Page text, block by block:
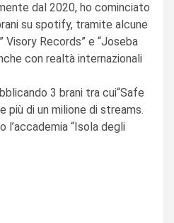
dal 2020, ho cominciato
su spotify, tramite alcune
Records” e “Joseba
con realtà internazionali
3 brani tra cui“Safe
più di un milione di streams.
“Isola degli